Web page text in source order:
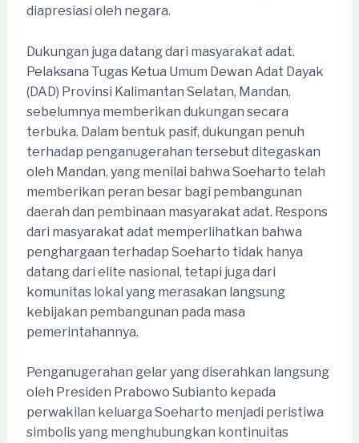
diapresiasi oleh negara.
Dukungan juga datang dari masyarakat adat.
Pelaksana Tugas Ketua Umum Dewan Adat Dayak
(DAD) Provinsi Kalimantan Selatan, Mandan,
sebelumnya memberikan dukungan secara
terbuka. Dalam bentuk pasif, dukungan penuh
terhadap penganugerahan tersebut ditegaskan
oleh Mandan, yang menilai bahwa Soeharto telah
memberikan peran besar bagi pembangunan
daerah dan pembinaan masyarakat adat. Respons
dari masyarakat adat memperlihatkan bahwa
penghargaan terhadap Soeharto tidak hanya
datang dari elite nasional, tetapi juga dari
komunitas lokal yang merasakan langsung
kebijakan pembangunan pada masa
pemerintahannya.
Penganugerahan gelar yang diserahkan langsung
oleh Presiden Prabowo Subianto kepada
perwakilan keluarga Soeharto menjadi peristiwa
simbolis yang menghubungkan kontinuitas